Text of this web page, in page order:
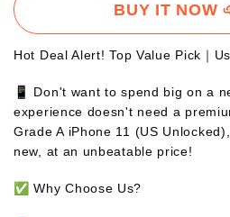
BUY IT NOW
Hot Deal Alert! Top Value Pick｜
📱 Don't want to spend big on a
experience doesn't need a
Grade A iPhone 11 (US
new, at an unbeatable price!
✅ Why Choose Us?